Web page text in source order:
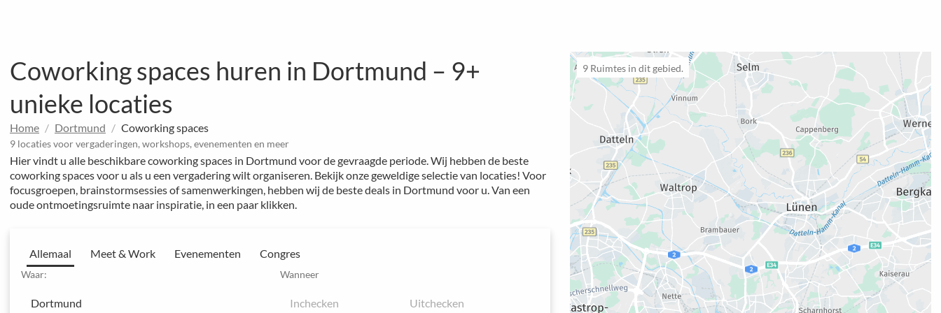
9 Ruimtes in dit gebied.
Coworking spaces huren in Dortmund – 9+
unieke locaties
Home Dortmund Coworking spaces
9 locaties voor vergaderingen, workshops, evenementen en meer
Hier vindt u alle beschikbare coworking spaces in Dortmund voor de gevraagde periode. Wij hebben de beste
coworking spaces voor u als u een vergadering wilt organiseren. Bekijk onze geweldige selectie van locaties! Voor
focusgroepen, brainstormsessies of samenwerkingen, hebben wij de beste deals in Dortmund voor u. Van een
oude ontmoetingsruimte naar inspiratie, in een paar klikken.
Allemaal Meet & Work Evenementen Congres
Waar: Wanneer